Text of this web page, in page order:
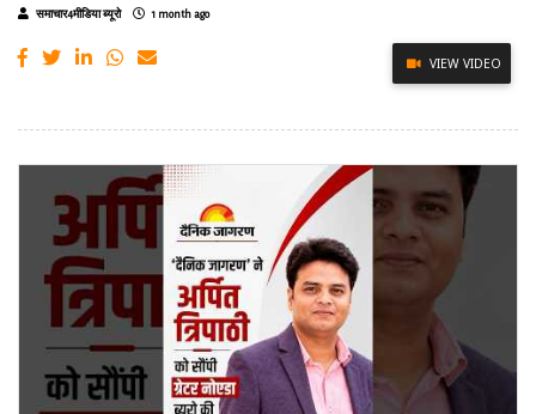
समाचार4मीडिया ब्यूरो 1 month ago
VIEW VIDEO